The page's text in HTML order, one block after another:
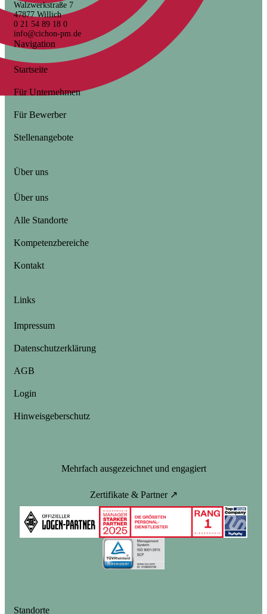
Walzwerkstraße 7
47877 Willich
0 21 54 89 18 0
info@cichon-pm.de
Navigation
Startseite
Für Unternehmen
Für Bewerber
Stellenangebote
Über uns
Über uns
Alle Standorte
Kompetenzbereiche
Kontakt
Links
Impressum
Datenschutzerklärung
AGB
Login
Hinweisgeberschutz
Mehrfach ausgezeichnet und engagiert
Zertifikate & Partner ↗
Standorte